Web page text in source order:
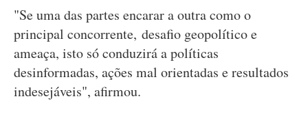
"Se uma das partes encarar a outra como o
principal concorrente, desafio geopolítico e
ameaça, isto só conduzirá a políticas
desinformadas, ações mal orientadas e resultados
indesejáveis", afirmou.